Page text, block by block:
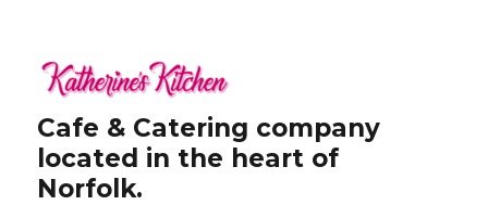
Cafe & Catering company
located in the heart of
Norfolk.